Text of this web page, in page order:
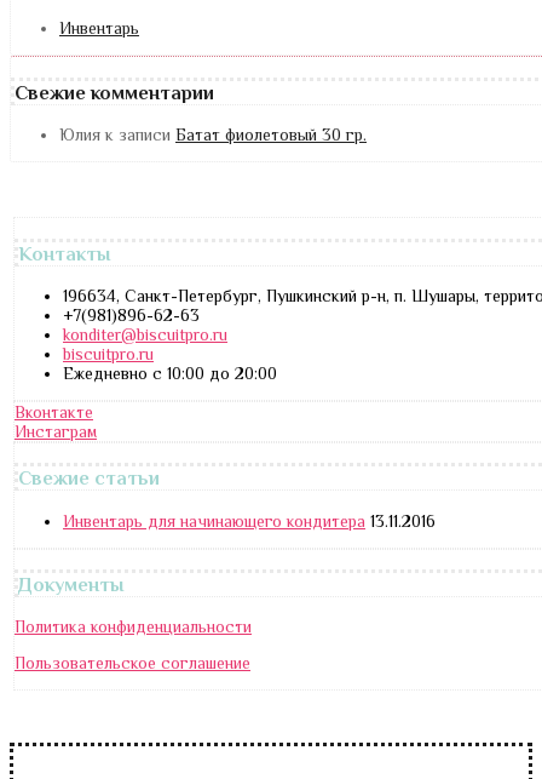
Инвентарь
Свежие комментарии
Юлияк записи Батат фиолетовый 30 гр.
Контакты
196634, Санкт-Петербург, Пушкинский р-н, п. Шушары,
+7(981)896-62-63
konditer@biscuitpro.ru
biscuitpro.ru
Ежедневно с 10:00 до 20:00
Вконтакте
Инстаграм
Свежие статьи
Инвентарь для начинающего кондитера 13.11.2016
Документы
Политика конфиденциальности
Пользовательское соглашение